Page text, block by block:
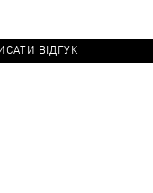
ВІДГУК